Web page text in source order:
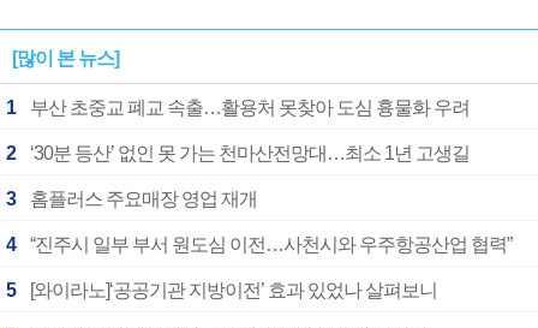
[많이 본 뉴스]
1 부산 초중교 폐교 속출…활용처 못찾아 도심 흉물화 우려
2 ‘30분 등산’ 없인 못 가는 천마산전망대…최소 1년 고생길
3 홈플러스 주요매장 영업 재개
4 “진주시 일부 부서 원도심 이전…사천시와 우주항공산업 협력”
5 [와이라노]‘공공기관 지방이전’ 효과 있었나 살펴보니